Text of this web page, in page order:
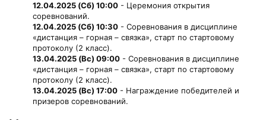
12.04.2025 (Сб) 10:00 - Церемония открытия
соревнований.
12.04.2025 (Сб) 10:30 - Соревнования в дисциплине
«дистанция – горная – связка», старт по стартовому
протоколу (2 класс).
13.04.2025 (Вс) 09:00 - Соревнования в дисциплине
«дистанция – горная – связка», старт по стартовому
протоколу (2 класс).
13.04.2025 (Вс) 17:00 - Награждение победителей и
призеров соревнований.